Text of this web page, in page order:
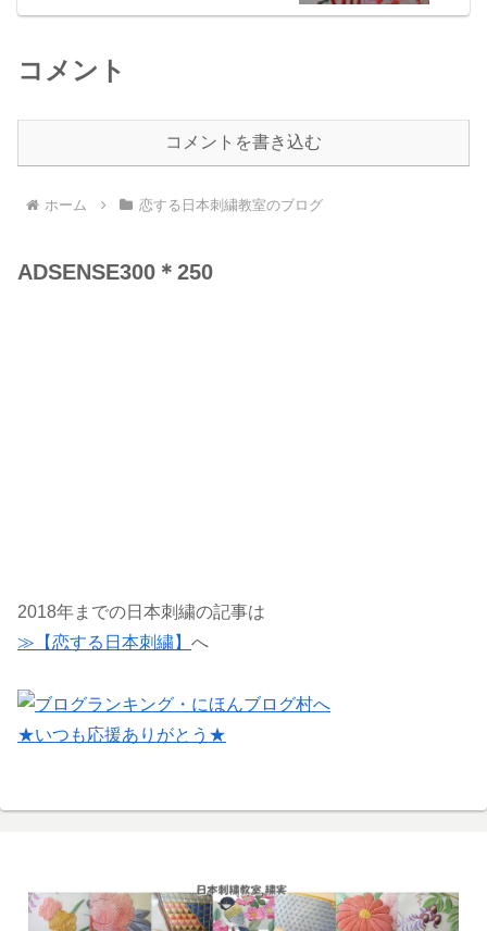
コメント
コメントを書き込む
ホーム 恋する日本刺繍教室のブログ
ADSENSE300＊250
2018年までの日本刺繍の記事は
≫【恋する日本刺繍】 へ
★いつも応援ありがとう★